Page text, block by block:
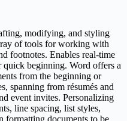
modifying, and styling
of tools for working with
footnotes. Enables real-time
beginning. Word offers a
from the beginning or
spanning from résumés and
event invites. Personalizing
line spacing, list styles,